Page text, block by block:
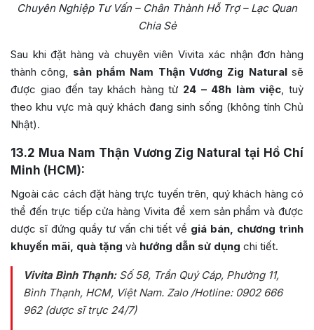
Chuyên Nghiệp Tư Vấn – Chân Thành Hỗ Trợ – Lạc Quan
Chia Sẻ
Sau khi đặt hàng và chuyên viên Vivita xác nhận đơn hàng
thành công, sản phẩm Nam Thận Vương Zig Naturalsẽ
được giao đến tay khách hàng từ 24 – 48h làm việc, tuỳ
theo khu vực mà quý khách đang sinh sống (không tính Chủ
Nhật).
13.2 Mua Nam Thận Vương Zig Natural tại Hồ Chí
Minh (HCM):
Ngoài các cách đặt hàng trực tuyến trên, quý khách hàng có
thể đến trực tiếp cửa hàng Vivita để xem sản phẩm và được
dược sĩ đứng quầy tư vấn chi tiết về giá bán, chương trình
khuyến mãi, quà tặng và hướng dẫn sử dụng chi tiết.
Vivita Bình Thạnh:Số 58, Trần Quý Cáp, Phường 11,
Bình Thạnh, HCM, Việt Nam. Zalo /Hotline: 0902 666
962 (dược sĩ trực 24/7)